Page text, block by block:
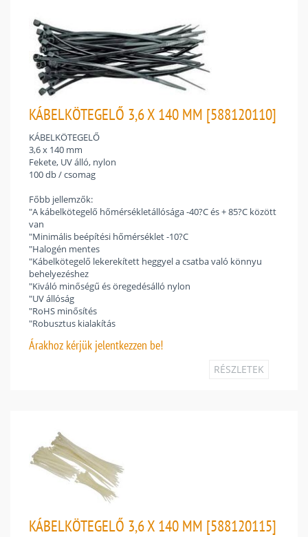
KÁBELKÖTEGELŐ 3,6 X 140 MM [588120110]
KÁBELKÖTEGELŐ
3,6 x 140 mm
Fekete, UV álló, nylon
100 db / csomag
Főbb jellemzők:
"A kábelkötegelő hőmérsékletállósága -40?C és + 85?C között
van
"Minimális beépítési hőmérséklet -10?C
"Halogén mentes
"Kábelkötegelő lekerekített heggyel a csatba való könnyu
behelyezéshez
"Kiváló minőségű és öregedésálló nylon
"UV állóság
"RoHS minősítés
"Robusztus kialakítás
Árakhoz kérjük jelentkezzen be!
RÉSZLETEK
KÁBELKÖTEGELŐ 3,6 X 140 MM [588120115]